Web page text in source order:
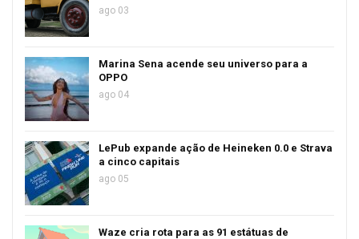
ago 03
Marina Sena acende seu universo para a
OPPO
ago 04
LePub expande ação de Heineken 0.0 e Strava
a cinco capitais
ago 05
Waze cria rota para as 91 estátuas de